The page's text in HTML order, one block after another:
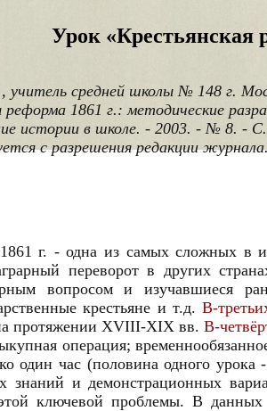
Урок «Крестьянская
учитель средней школы № 148 г.
реформа 1861 г.: методические
истории в школе. - 2003. - № 8. -
с разрешения редакции
г. - одна из самых сложных в
переворот в других
вопросом и изучавшиеся
крестьяне и т.д.В-
протяжении ХVIII-XIX вв.В-
операция;
один час (половина одного
и демонстрационных
ключевой проблемы. В данных